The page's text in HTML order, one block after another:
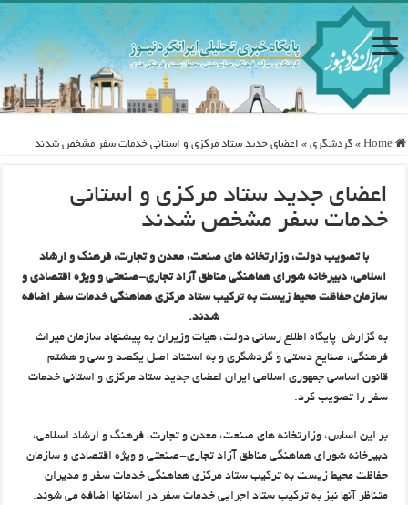
Home
» گردشگری » اعضای جدید ستاد مرکزی و استانی خدمات سفر مشخص شدند
اعضای جدید ستاد مرکزی و استانی
خدمات سفر مشخص شدند
با تصویب دولت، وزارتخانه های صنعت، معدن و تجارت، فرهنگ و ارشاد
اسلامی، دبیرخانه شورای هماهنگی مناطق آزاد تجاری-صنعتی و ویژه اقتصادی و
سازمان حفاظت محیط زیست به ترکیب ستاد مرکزی هماهنگی خدمات سفر اضافه
شدند.
به گزارش پایگاه اطلاع رسانی دولت، هیات وزیران به پیشنهاد سازمان میراث
فرهنگی، صنایع دستی و گردشگری و به استناد اصل یکصد و سی و هشتم
قانون اساسی جمهوری اسلامی ایران اعضای جدید ستاد مرکزی و استانی خدمات
سفر را تصویب کرد.
بر این اساس، وزارتخانه های صنعت، معدن و تجارت، فرهنگ و ارشاد اسلامی،
دبیرخانه شورای هماهنگی مناطق آزاد تجاری-صنعتی و ویژه اقتصادی و سازمان
حفاظت محیط زیست به ترکیب ستاد مرکزی هماهنگی خدمات سفر و مدیران
متناظر آنها نیز به ترکیب ستاد اجرایی خدمات سفر در استانها اضافه می شوند.